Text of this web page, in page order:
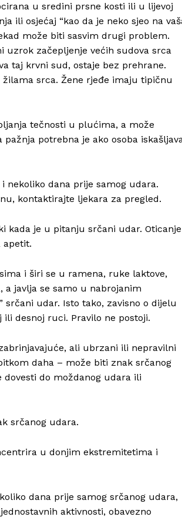
u sredini prsne kosti ili u lijevoj
ili osjećaj “kao da je neko sjeo na
može biti sasvim drugi problem.
uzrok začepljenje većih sudova srca
taj krvni sud, ostaje bez prehrane.
srca. Žene rjeđe imaju tipičnu
tečnosti u plućima, a može
potrebna je ako osoba
nekoliko dana prije samog udara.
kontaktirajte ljekara za pregled.
kada je u pitanju srčani udar. Oticanje
apetit.
i širi se u ramena, ruke laktove,
javlja se samo u nabrojanim
srčani udar. Isto tako, zavisno o dijelu
desnoj ruci. Pravilo ne postoji.
ali ubrzani ili nepravilni
daha – može biti znak srčanog
do moždanog udara ili
srčanog udara.
u donjim ekstremitetima i
dana prije samog srčanog udara,
aktivnosti, obavezno